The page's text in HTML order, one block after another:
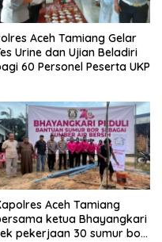
Aceh Tamiang Gelar
Urine dan Ujian Beladiri
60 Personel Peserta UKP
Aceh Tamiang
ketua Bhayangkari
pekerjaan 30 sumur bor